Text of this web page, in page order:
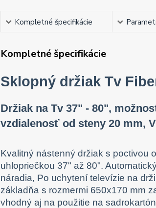
Kompletné špecifikácie
Kompletné špecifikácie
Sklopný držiak Tv
Držiak na Tv 37" - 80",
vzdialenosť od steny 20 mm,
Kvalitný nástenný držiak s poctivou
uhlopriečkou 37" až 80".
náradia, Po uchytení televízie na
základňa s rozmermi 650x170 mm
vhodný aj na použitie na